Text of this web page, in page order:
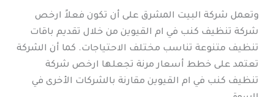
وتعمل شركة البيت المشرق على أن تكون فعلاً ارخص
شركة تنظيف كنب في ام القيوين من خلال تقديم باقات
تنظيف متنوعة تناسب مختلف الاحتياجات. كما أن الشركة
تعتمد على خطط أسعار مرنة تجعلها ارخص شركة
تنظيف كنب في ام القيوين مقارنة بالشركات الأخرى في